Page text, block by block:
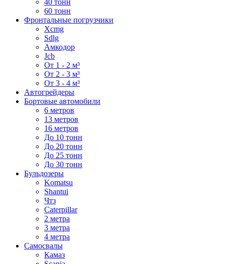
60 тонн
Фронтальные погрузчики
Xcmg
Sdlg
Амкодор
Jcb
От 1 - 2 м³
От 2 - 3 м³
От 3 - 4 м³
Автогрейдеры
Бортовые автомобили
6 метров
13 метров
16 метров
До 10 тонн
До 20 тонн
До 25 тонн
До 30 тонн
Бульдозеры
Komatsu
Shantui
Чтз
Caterpillar
2 метра
3 метра
4 метра
Самосвалы
Камаз